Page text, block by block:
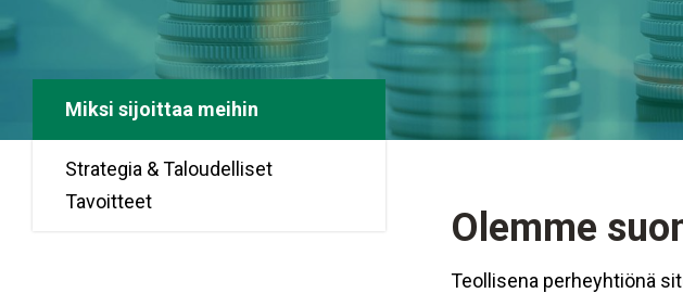
Olemme
Teollisena perheyhtiönä
Miksi sijoittaa meihin
Strategia & Taloudelliset
Tavoitteet